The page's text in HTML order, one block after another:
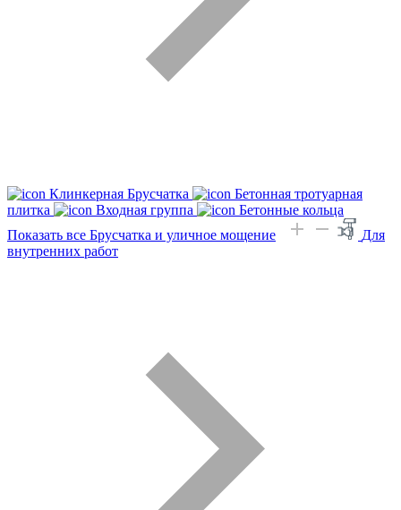
Клинкерная Брусчатка
Бетонная тротуарная
плитка
Входная группа
Бетонные кольца
Показать все Брусчатка и уличное мощение
Для
внутренних работ